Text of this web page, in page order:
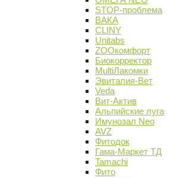
STOP-проблема
ВАКА
CLINY
Unitabs
ZOOкомфорт
Биокорректор
MultiЛакомки
Эвиталия-Вет
Veda
Вит-Актив
Альпийские луга
Имунозал Neo
AVZ
Фитодок
Гама-Маркет ТД
Tamachi
Фито